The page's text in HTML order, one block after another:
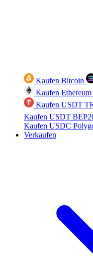
Kaufen Bitcoin
Kaufen Ethereum
Kaufen USDT
Kaufen USDT
Kaufen USDC
Verkaufen